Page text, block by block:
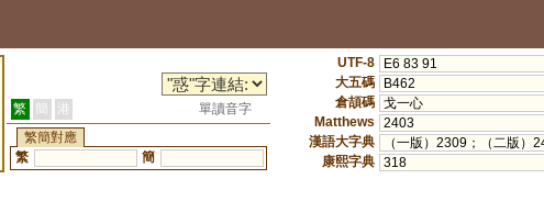
繁 簡 港
單讀音字
繁簡對應
繁
簡
UTF-8
E6 83 91
大五碼
B462
倉頡碼 戈一心
Matthews
2403
漢語大字典
（一版）2309；（二版）
康熙字典 318